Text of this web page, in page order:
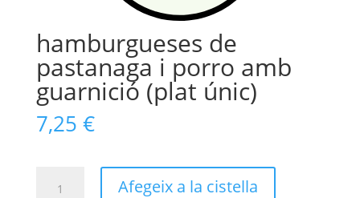
hamburgueses de
pastanaga i porro amb
guarnició (plat únic)
7,25 €
Afegeix a la cistella